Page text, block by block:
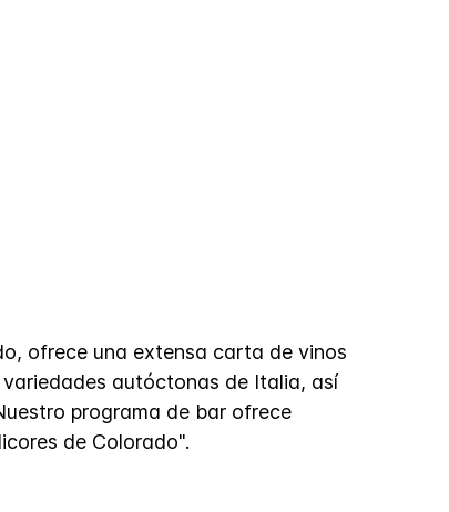
ofrece una extensa carta de vinos
autóctonas de Italia, así
programa de bar ofrece
de Colorado".